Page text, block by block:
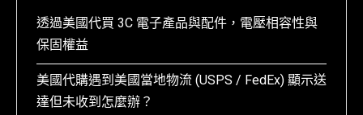
透過美國代買 3C 電子產品與配件，電壓相容性與
保固權益
美國代購遇到美國當地物流 (USPS / FedEx) 顯示送
達但未收到怎麼辦？